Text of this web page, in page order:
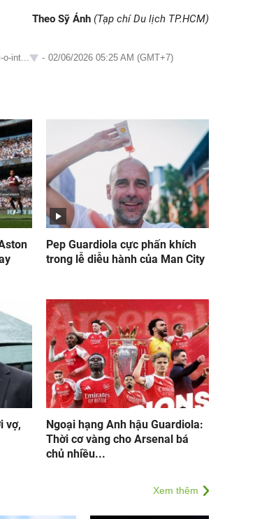
Theo Sỹ Ánh (Tạp chí Du lịch TP.HCM)
o-int... - 02/06/2026 05:25 AM (GMT+7)
Pep Guardiola cực phấn khích
trong lễ diễu hành của Man City
vợ,
Ngoại hạng Anh hậu Guardiola:
Thời cơ vàng cho Arsenal bá
chủ nhiều...
Xem thêm